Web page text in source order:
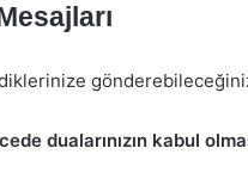
dualarınızın kabul